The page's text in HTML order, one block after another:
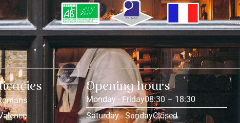
Opening hours
Monday - Friday08:30 – 18:30
Saturday - SundayClosed